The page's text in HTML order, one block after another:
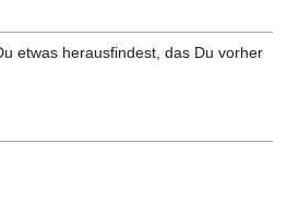
etwas herausfindest, das Du vorher